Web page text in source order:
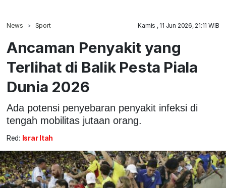
News Sport Kamis , 11 Jun 2026, 21:11 WIB
Ancaman Penyakit yang
Terlihat di Balik Pesta Piala
Dunia 2026
Ada potensi penyebaran penyakit infeksi di
tengah mobilitas jutaan orang.
Red: Israr Itah